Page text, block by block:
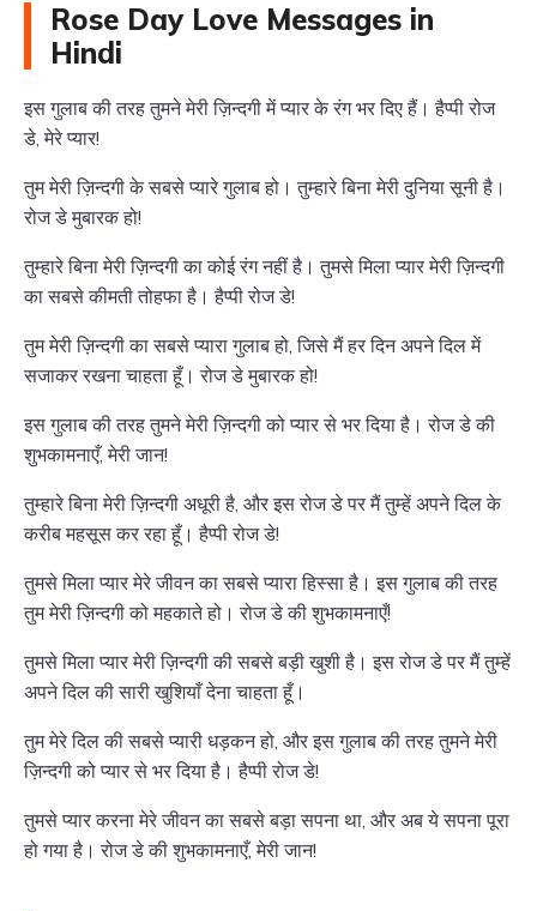
Rose Day Love Messages in
Hindi
इस गुलाब की तरह तुमने मेरी ज़िन्दगी में प्यार के रंग भर दिए हैं। हैप्पी रोज
डे, मेरे प्यार!
तुम मेरी ज़िन्दगी के सबसे प्यारे गुलाब हो। तुम्हारे बिना मेरी दुनिया सूनी है।
रोज डे मुबारक हो!
तुम्हारे बिना मेरी ज़िन्दगी का कोई रंग नहीं है। तुमसे मिला प्यार मेरी ज़िन्दगी
का सबसे कीमती तोहफा है। हैप्पी रोज डे!
तुम मेरी ज़िन्दगी का सबसे प्यारा गुलाब हो, जिसे मैं हर दिन अपने दिल में
सजाकर रखना चाहता हूँ। रोज डे मुबारक हो!
इस गुलाब की तरह तुमने मेरी ज़िन्दगी को प्यार से भर दिया है। रोज डे की
शुभकामनाएँ, मेरी जान!
तुम्हारे बिना मेरी ज़िन्दगी अधूरी है, और इस रोज डे पर मैं तुम्हें अपने दिल के
करीब महसूस कर रहा हूँ। हैप्पी रोज डे!
तुमसे मिला प्यार मेरे जीवन का सबसे प्यारा हिस्सा है। इस गुलाब की तरह
तुम मेरी ज़िन्दगी को महकाते हो। रोज डे की शुभकामनाएँ!
तुमसे मिला प्यार मेरी ज़िन्दगी की सबसे बड़ी खुशी है। इस रोज डे पर मैं तुम्हें
अपने दिल की सारी खुशियाँ देना चाहता हूँ।
तुम मेरे दिल की सबसे प्यारी धड़कन हो, और इस गुलाब की तरह तुमने मेरी
ज़िन्दगी को प्यार से भर दिया है। हैप्पी रोज डे!
तुमसे प्यार करना मेरे जीवन का सबसे बड़ा सपना था, और अब ये सपना पूरा
हो गया है। रोज डे की शुभकामनाएँ, मेरी जान!